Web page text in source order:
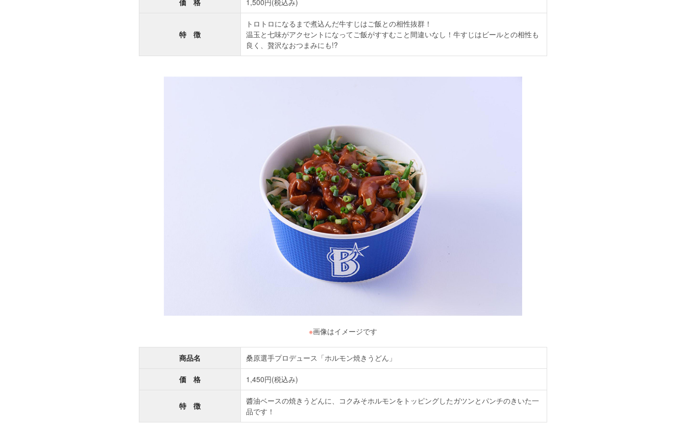
価 格 1,500円(税込み)
特 徴
トロトロになるまで煮込んだ牛すじはご飯との相性抜群！
温玉と七味がアクセントになってご飯がすすむこと間違いなし！牛すじはビールとの相性も
良く、贅沢なおつまみにも!?
※画像はイメージです
商品名 桑原選手プロデュース「ホルモン焼きうどん」
価 格 1,450円(税込み)
特 徴
醬油ベースの焼きうどんに、コクみそホルモンをトッピングしたガツンとパンチのきいた一
品です！